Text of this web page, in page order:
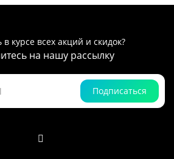
курсе всех акций и скидок?
на нашу рассылку
Подписаться